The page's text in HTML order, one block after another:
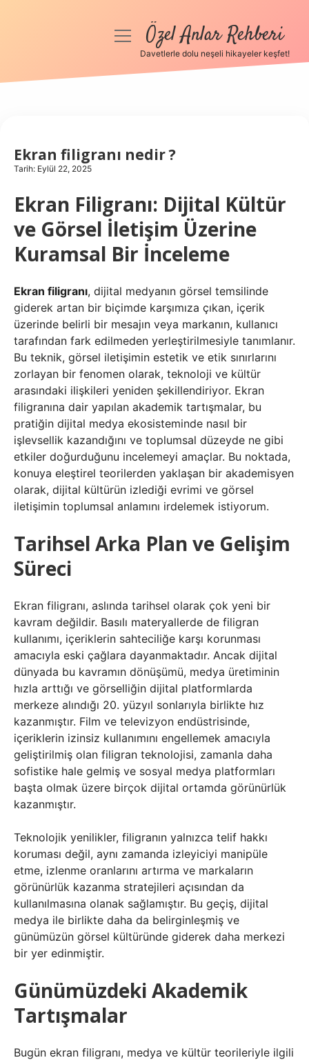
Anasayfa
Hakkımızda
menüyüÖzel Anlar Rehberi
Davetlerle dolu neşeli hikayeler keşfet!
Ekran filigranı nedir ?
Tarih: Eylül 22, 2025
Ekran Filigranı: Dijital Kültür
ve Görsel İletişim Üzerine
Kuramsal Bir İnceleme
Ekran filigranı, dijital medyanın görsel temsilinde
giderek artan bir biçimde karşımıza çıkan, içerik
üzerinde belirli bir mesajın veya markanın, kullanıcı
tarafından fark edilmeden yerleştirilmesiyle tanımlanır.
Bu teknik, görsel iletişimin estetik ve etik sınırlarını
zorlayan bir fenomen olarak, teknoloji ve kültür
arasındaki ilişkileri yeniden şekillendiriyor. Ekran
filigranına dair yapılan akademik tartışmalar, bu
pratiğin dijital medya ekosisteminde nasıl bir
işlevsellik kazandığını ve toplumsal düzeyde ne gibi
etkiler doğurduğunu incelemeyi amaçlar. Bu noktada,
konuya eleştirel teorilerden yaklaşan bir akademisyen
olarak, dijital kültürün izlediği evrimi ve görsel
iletişimin toplumsal anlamını irdelemek istiyorum.
Tarihsel Arka Plan ve Gelişim
Süreci
Ekran filigranı, aslında tarihsel olarak çok yeni bir
kavram değildir. Basılı materyallerde de filigran
kullanımı, içeriklerin sahteciliğe karşı korunması
amacıyla eski çağlara dayanmaktadır. Ancak dijital
dünyada bu kavramın dönüşümü, medya üretiminin
hızla arttığı ve görselliğin dijital platformlarda
merkeze alındığı 20. yüzyıl sonlarıyla birlikte hız
kazanmıştır. Film ve televizyon endüstrisinde,
içeriklerin izinsiz kullanımını engellemek amacıyla
geliştirilmiş olan filigran teknolojisi, zamanla daha
sofistike hale gelmiş ve sosyal medya platformları
başta olmak üzere birçok dijital ortamda görünürlük
kazanmıştır.
Teknolojik yenilikler, filigranın yalnızca telif hakkı
koruması değil, aynı zamanda izleyiciyi manipüle
etme, izlenme oranlarını artırma ve markaların
görünürlük kazanma stratejileri açısından da
kullanılmasına olanak sağlamıştır. Bu geçiş, dijital
medya ile birlikte daha da belirginleşmiş ve
günümüzün görsel kültüründe giderek daha merkezi
bir yer edinmiştir.
Günümüzdeki Akademik
Tartışmalar
Bugün ekran filigranı, medya ve kültür teorileriyle ilgili